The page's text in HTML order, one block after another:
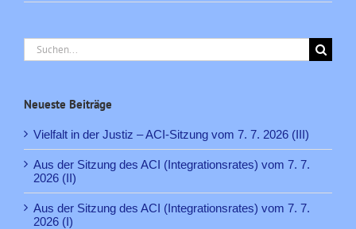
Suche
nach:
Neueste Beiträge
Vielfalt in der Justiz – ACI-Sitzung vom 7. 7. 2026 (III)
Aus der Sitzung des ACI (Integrationsrates) vom 7. 7.
2026 (II)
Aus der Sitzung des ACI (Integrationsrates) vom 7. 7.
2026 (I)